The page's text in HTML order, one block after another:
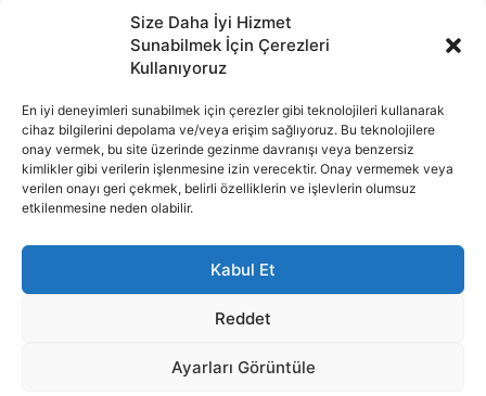
Size Daha İyi Hizmet
Sunabilmek İçin Çerezleri
Kullanıyoruz
En iyi deneyimleri sunabilmek için çerezler gibi teknolojileri kullanarak
cihaz bilgilerini depolama ve/veya erişim sağlıyoruz. Bu teknolojilere
onay vermek, bu site üzerinde gezinme davranışı veya benzersiz
kimlikler gibi verilerin işlenmesine izin verecektir. Onay vermemek veya
verilen onayı geri çekmek, belirli özelliklerin ve işlevlerin olumsuz
etkilenmesine neden olabilir.
Kabul Et
Reddet
Ayarları Görüntüle
İnternet portalımızda yer alan tüm haber metini, resim ve benzeri
içeriğin hakları Sigortamedya Yayıncılık A.Ş.'ye aittir. Hiçbir şekilde
basılı ya da elektronik bir ortamda, kaynak gösterilse bile izin
alınmadan kullanılamaz.